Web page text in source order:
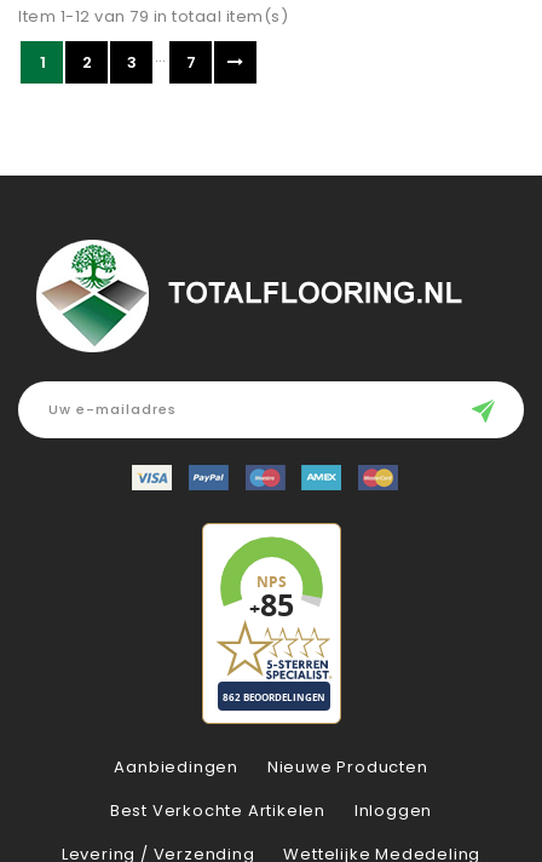
Item 1-12 van 79 in totaal item(s)
1
2 3 … 7
Aanbiedingen
Nieuwe Producten
Best Verkochte Artikelen
Inloggen
Levering / Verzending
Wettelijke Mededeling